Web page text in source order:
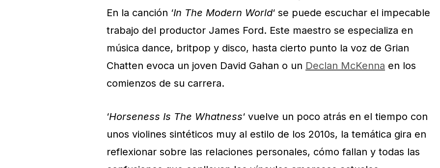
En la canción ‘In The Modern World‘ se puede escuchar el impecable
trabajo del productor James Ford. Este maestro se especializa en
música dance, britpop y disco, hasta cierto punto la voz de Grian
Chatten evoca un joven David Gahan o un Declan McKenna en los
comienzos de su carrera.
‘Horseness Is The Whatness‘ vuelve un poco atrás en el tiempo con
unos violines sintéticos muy al estilo de los 2010s, la temática gira en
reflexionar sobre las relaciones personales, cómo fallan y todas las